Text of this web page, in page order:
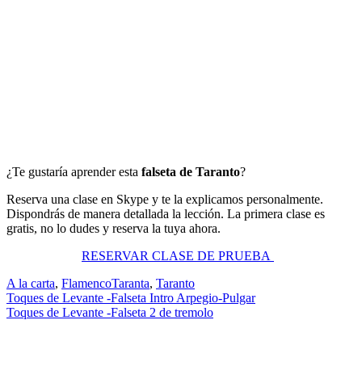
¿Te gustaría aprender esta falseta de Taranto?
Reserva una clase en Skype y te la explicamos personalmente.
Dispondrás de manera detallada la lección. La primera clase es
gratis, no lo dudes y reserva la tuya ahora.
RESERVAR CLASE DE PRUEBA
A la carta, FlamencoTaranta, Taranto
Navegación
de
Toques de Levante -Falseta Intro Arpegio-Pulgar
Toques de Levante -Falseta 2 de tremolo